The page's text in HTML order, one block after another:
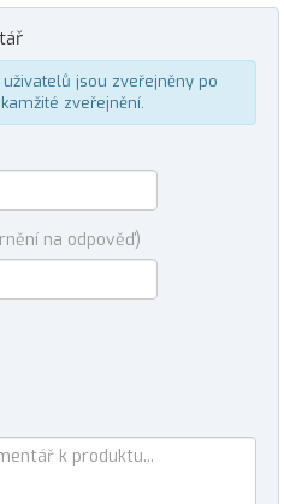
jsou zveřejněny po
zveřejnění.
na odpověď)